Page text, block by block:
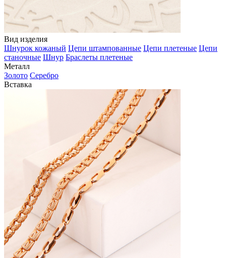
Вид изделия
Шнурок кожаный Цепи штампованные Цепи плетеные Цепи
станочные Шнур Браслеты плетеные
Металл
Золото Серебро
Вставка